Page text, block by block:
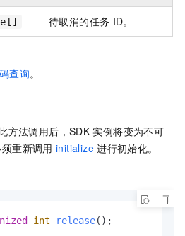
待取消的任务 ID。
查询。
方法调用后，SDK 实例将变为不可
重新调用 initialize 进行初始化。
int release() ;